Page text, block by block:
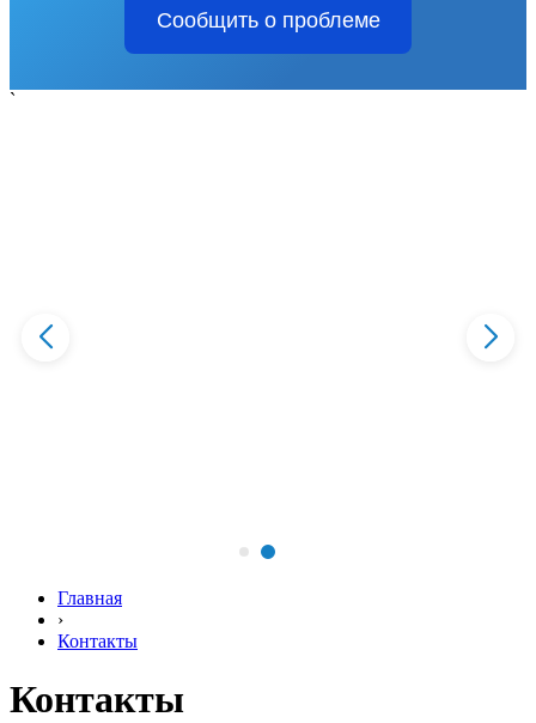
Сообщить о проблеме
`
Главная
›
Контакты
Контакты